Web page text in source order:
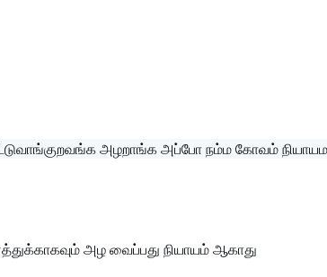
அழறாங்க அப்போ நம்ம கோவம்
அழ வைப்பது நியாயம் ஆகாது